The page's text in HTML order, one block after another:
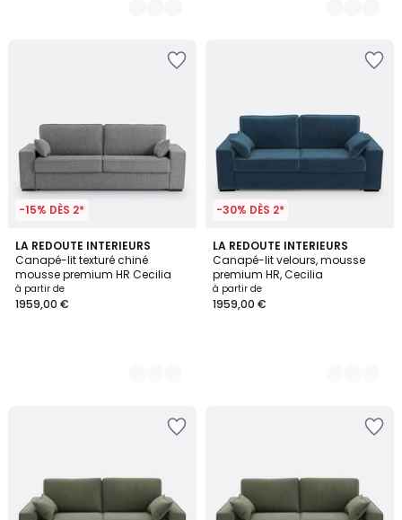
-15% DÈS 2*
LA REDOUTE INTERIEURS
Canapé-lit texturé chiné
mousse premium HR Cecilia
à partir de
1959,00 €
2
Couleurs
-30% DÈS 2*
LA REDOUTE INTERIEURS
Canapé-lit velours, mousse
premium HR, Cecilia
à partir de
1959,00 €
7
Couleurs